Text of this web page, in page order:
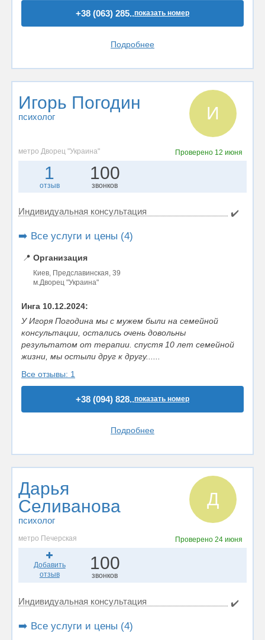
+38 (063) 285..показать номер
Подробнее
Игорь Погодин
психолог И
метро Дворец "Украина" Проверено 12 июня
1
отзыв
100
звонков
Индивидуальная консультация ✔️
➡️ Все услуги и цены (4)
📍 Организация
Киев, Предславинская, 39
м.Дворец "Украина"
Инга 10.12.2024:
У Игоря Погодина мы с мужем были на семейной
консультации, остались очень довольны
результатом от терапии. спустя 10 лет семейной
жизни, мы остыли друг к другу......
Все отзывы: 1
+38 (094) 828..показать номер
Подробнее
Дарья
Селиванова
психолог
Д
метро Печерская Проверено 24 июня
Добавить
отзыв
100
звонков
Индивидуальная консультация ✔️
➡️ Все услуги и цены (4)